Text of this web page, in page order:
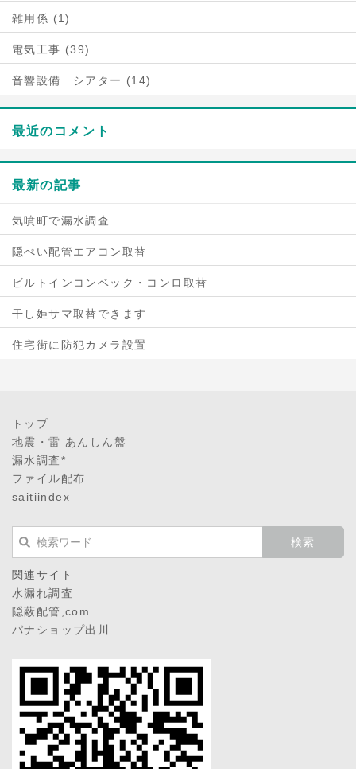
雑用係 (1)
電気工事 (39)
音響設備 シアター (14)
最近のコメント
最新の記事
気噴町で漏水調査
隠ぺい配管エアコン取替
ビルトインコンベック・コンロ取替
干し姫サマ取替できます
住宅街に防犯カメラ設置
トップ
地震・雷 あんしん盤
漏水調査*
ファイル配布
saitiindex
関連サイト
水漏れ調査
隠蔽配管,com
パナショップ出川